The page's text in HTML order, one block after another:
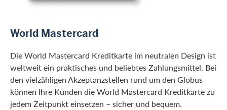
World Mastercard
Die World Mastercard Kreditkarte im neutralen Design ist
weltweit ein praktisches und beliebtes Zahlungsmittel. Bei
den vielzähligen Akzeptanzstellen rund um den Globus
können Ihre Kunden die World Mastercard Kreditkarte zu
jedem Zeitpunkt einsetzen – sicher und bequem.